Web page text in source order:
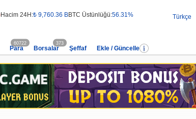
Hacim 24H:₺ 9,760.36 BBTC Üstünlüğü:56.31% Türkçe
Para
60722
Borsalar
373
Şeffaf Ekle / Güncelle